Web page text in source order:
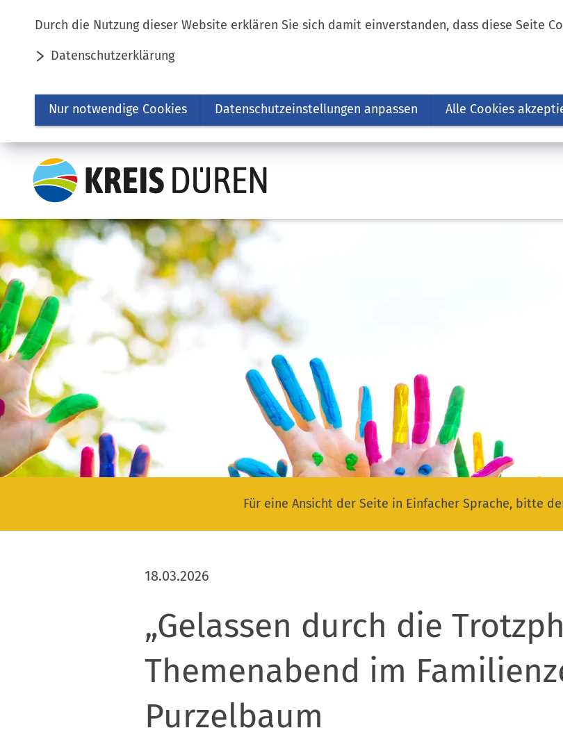
Durch die Nutzung dieser Website erklären Sie sich damit einverstanden, dass diese Seite
Datenschutzerklärung
Nur notwendige Cookies Datenschutzeinstellungen anpassen Alle Cookies
Inhalt anspringen
Für eine Ansicht der Seite in Einfacher Sprache, bitte
18.03.2026
„Gelassen durch die
Themenabend im
Purzelbaum